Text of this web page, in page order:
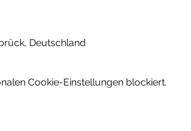
Deutschland
Cookie-Einstellungen blockiert.